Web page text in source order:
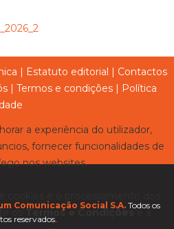
| Estatuto editorial | Contactos
| Termos e condições | Política
Comunicação Social S.A. Todos os
reservados.
a experiência do utilizador,
fornecer funcionalidades de
nos websites.
osTermos e Condiçõese a